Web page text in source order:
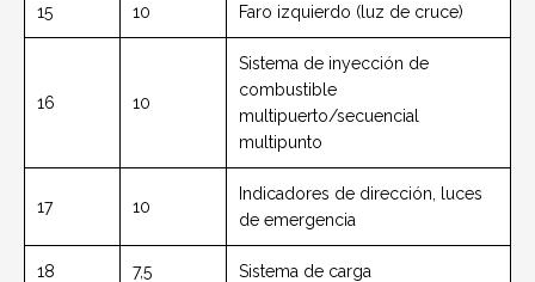
15 10 Faro izquierdo (luz de cruce)
16 10
Sistema de inyección de
combustible
multipuerto/secuencial
multipunto
17 10
Indicadores de dirección, luces
de emergencia
18 7,5 Sistema de carga